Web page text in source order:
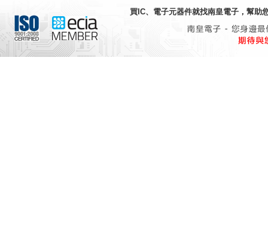
買IC、電子元器件就找南皇電子 ，幫助